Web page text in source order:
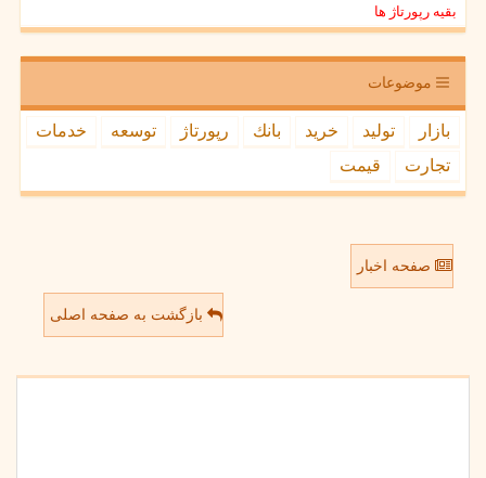
بقیه رپورتاژ ها
موضوعات
بازار تولید خرید بانك رپورتاژ توسعه
خدمات
تجارت
قیمت
صفحه اخبار
بازگشت به صفحه اصلی